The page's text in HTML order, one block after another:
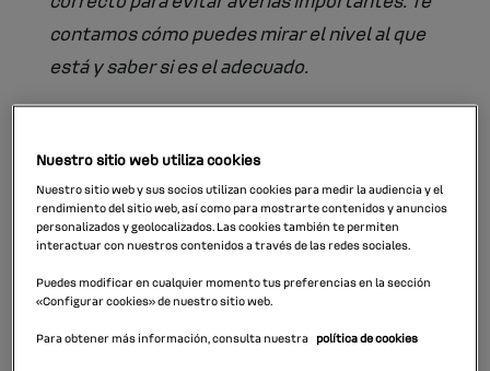
contamos cómo puedes mirar el nivel al que
está y saber si es el adecuado.
depende directamente del aceite que
usemos en el coche.
Para contar con un correcto funcionamiento
y preservar su durabilidad es importante
utilizar un aceite adecuado
los niveles óptimos.
Nuestro sitio web utiliza cookies
Nuestro sitio web y sus socios utilizan cookies para medir la audiencia y el
rendimiento del sitio web, así como para mostrarte contenidos y anuncios
personalizados y geolocalizados. Las cookies también te permiten
interactuar con nuestros contenidos a través de las redes sociales.
Puedes modificar en cualquier momento tus preferencias en la sección
«Configurar cookies» de nuestro sitio web.
Para obtener más información, consulta nuestra política de cookies